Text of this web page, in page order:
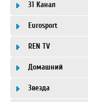
31 Канал
Eurosport
REN TV
Домашний
Звезда